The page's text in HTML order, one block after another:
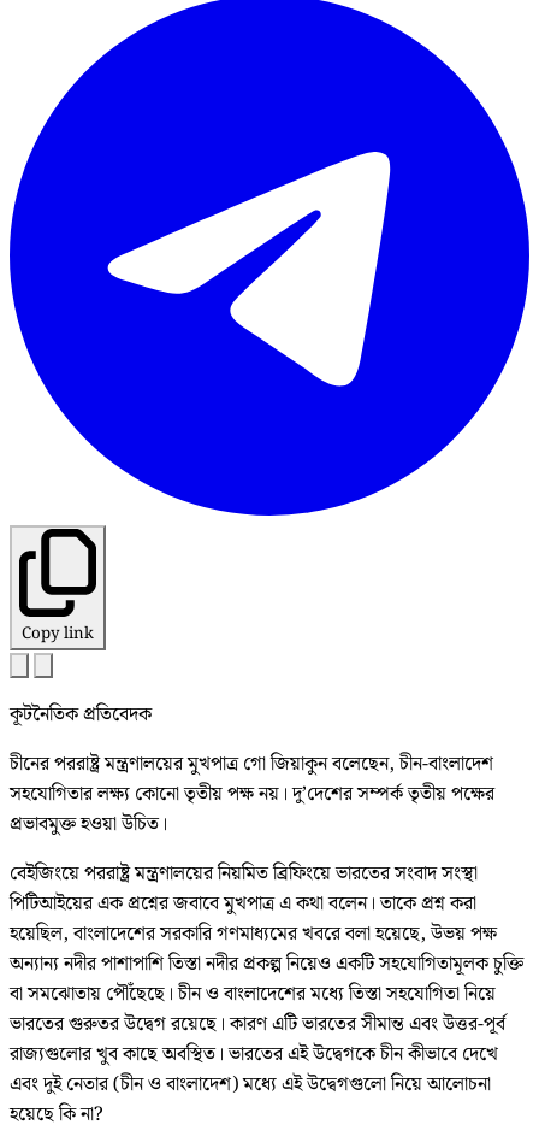
Copy link
কূটনৈতিক প্রতিবেদক
চীনের পররাষ্ট্র মন্ত্রণালয়ের মুখপাত্র গো জিয়াকুন বলেছেন, চীন-বাংলাদেশ
সহযোগিতার লক্ষ্য কোনো তৃতীয় পক্ষ নয়। দু’দেশের সম্পর্ক তৃতীয় পক্ষের
প্রভাবমুক্ত হওয়া উচিত।
বেইজিংয়ে পররাষ্ট্র মন্ত্রণালয়ের নিয়মিত ব্রিফিংয়ে ভারতের সংবাদ সংস্থা
পিটিআইয়ের এক প্রশ্নের জবাবে মুখপাত্র এ কথা বলেন। তাকে প্রশ্ন করা
হয়েছিল, বাংলাদেশের সরকারি গণমাধ্যমের খবরে বলা হয়েছে, উভয় পক্ষ
অন্যান্য নদীর পাশাপাশি তিস্তা নদীর প্রকল্প নিয়েও একটি সহযোগিতামূলক চুক্তি
বা সমঝোতায় পৌঁছেছে। চীন ও বাংলাদেশের মধ্যে তিস্তা সহযোগিতা নিয়ে
ভারতের গুরুতর উদ্বেগ রয়েছে। কারণ এটি ভারতের সীমান্ত এবং উত্তর-পূর্ব
রাজ্যগুলোর খুব কাছে অবস্থিত। ভারতের এই উদ্বেগকে চীন কীভাবে দেখে
এবং দুই নেতার (চীন ও বাংলাদেশ) মধ্যে এই উদ্বেগগুলো নিয়ে আলোচনা
হয়েছে কি না?